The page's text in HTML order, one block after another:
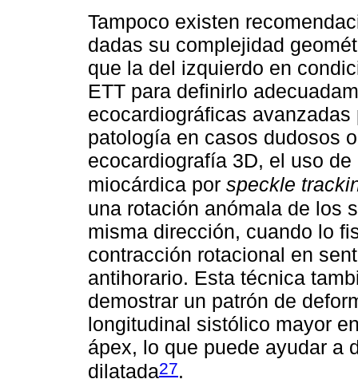
Tampoco existen
dadas su complejidad
que la del izquierdo en
ETT para definirlo
ecocardiográficas
patología en casos dudosos
ecocardiografía 3D, el uso
miocárdica por speckle
una rotación anómala de los
misma dirección, cuando lo
contracción rotacional en
antihorario. Esta técnica
demostrar un patrón de
longitudinal sistólico mayor
ápex, lo que puede ayudar a
dilatada27.